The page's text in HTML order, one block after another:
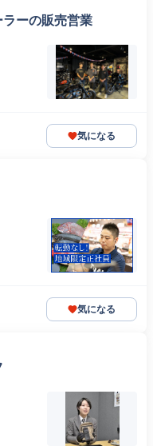
ーの販売営業
気になる
気になる